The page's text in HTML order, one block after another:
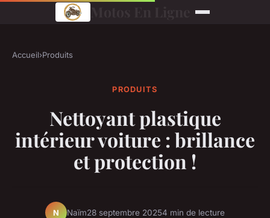
Accueil›Produits
PRODUITS
Nettoyant plastique
intérieur voiture : brillance
et protection !
N Naïm28 septembre 20254 min de lecture